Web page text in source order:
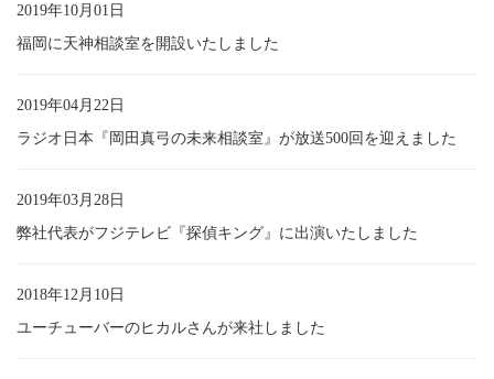
2019年10月01日
福岡に天神相談室を開設いたしました
2019年04月22日
ラジオ日本『岡田真弓の未来相談室』が放送500回を迎えました
2019年03月28日
弊社代表がフジテレビ『探偵キング』に出演いたしました
2018年12月10日
ユーチューバーのヒカルさんが来社しました